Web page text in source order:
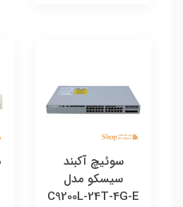
سوئیچ آکبند
سیسکو مدل
C9200L-24T-4G-E